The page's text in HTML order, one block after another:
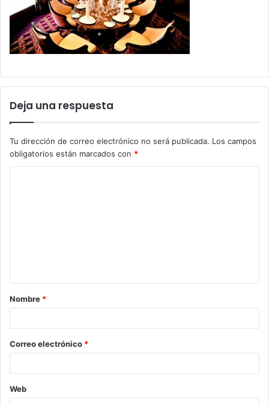
Deja una respuesta
Tu dirección de correo electrónico no será publicada. Los campos
obligatorios están marcados con *
a
r
*
Nombre *
Correo electrónico *
Web